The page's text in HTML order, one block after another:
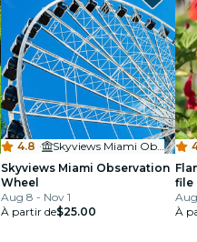
4.8 ·
Skyviews Miami Observation Wheel
Skyviews Miami Observation
Wheel
Aug 8 - Nov 1
À partir de$25.00
file
À